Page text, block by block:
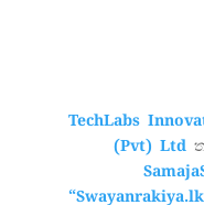
TechLabs
(Pvt) Ltd